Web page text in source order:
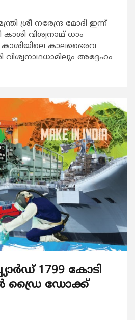
ശ്രീ നരേന്ദ്ര മോദി ഇന്ന്
വിശ്വനാഥ് ധാം
കാലഭൈരവ
വിശ്വനാഥധാമിലും അദ്ദേഹം
1799 കോടി
ഡ്രൈ ഡോക്ക്